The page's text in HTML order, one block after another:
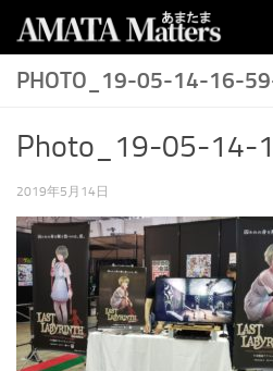
コンテンツへスキップ
PHOTO_19-05-14-16-
Photo_19-05-14-
2019年5月14日